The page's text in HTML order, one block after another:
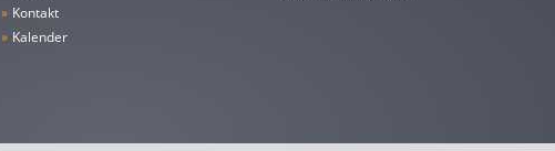
» Kontakt
» Kalender